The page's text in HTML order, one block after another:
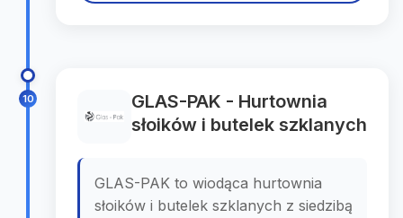
10
GLAS-PAK - Hurtownia
słoików i butelek szklanych
GLAS-PAK to wiodąca hurtownia
słoików i butelek szklanych z siedzibą